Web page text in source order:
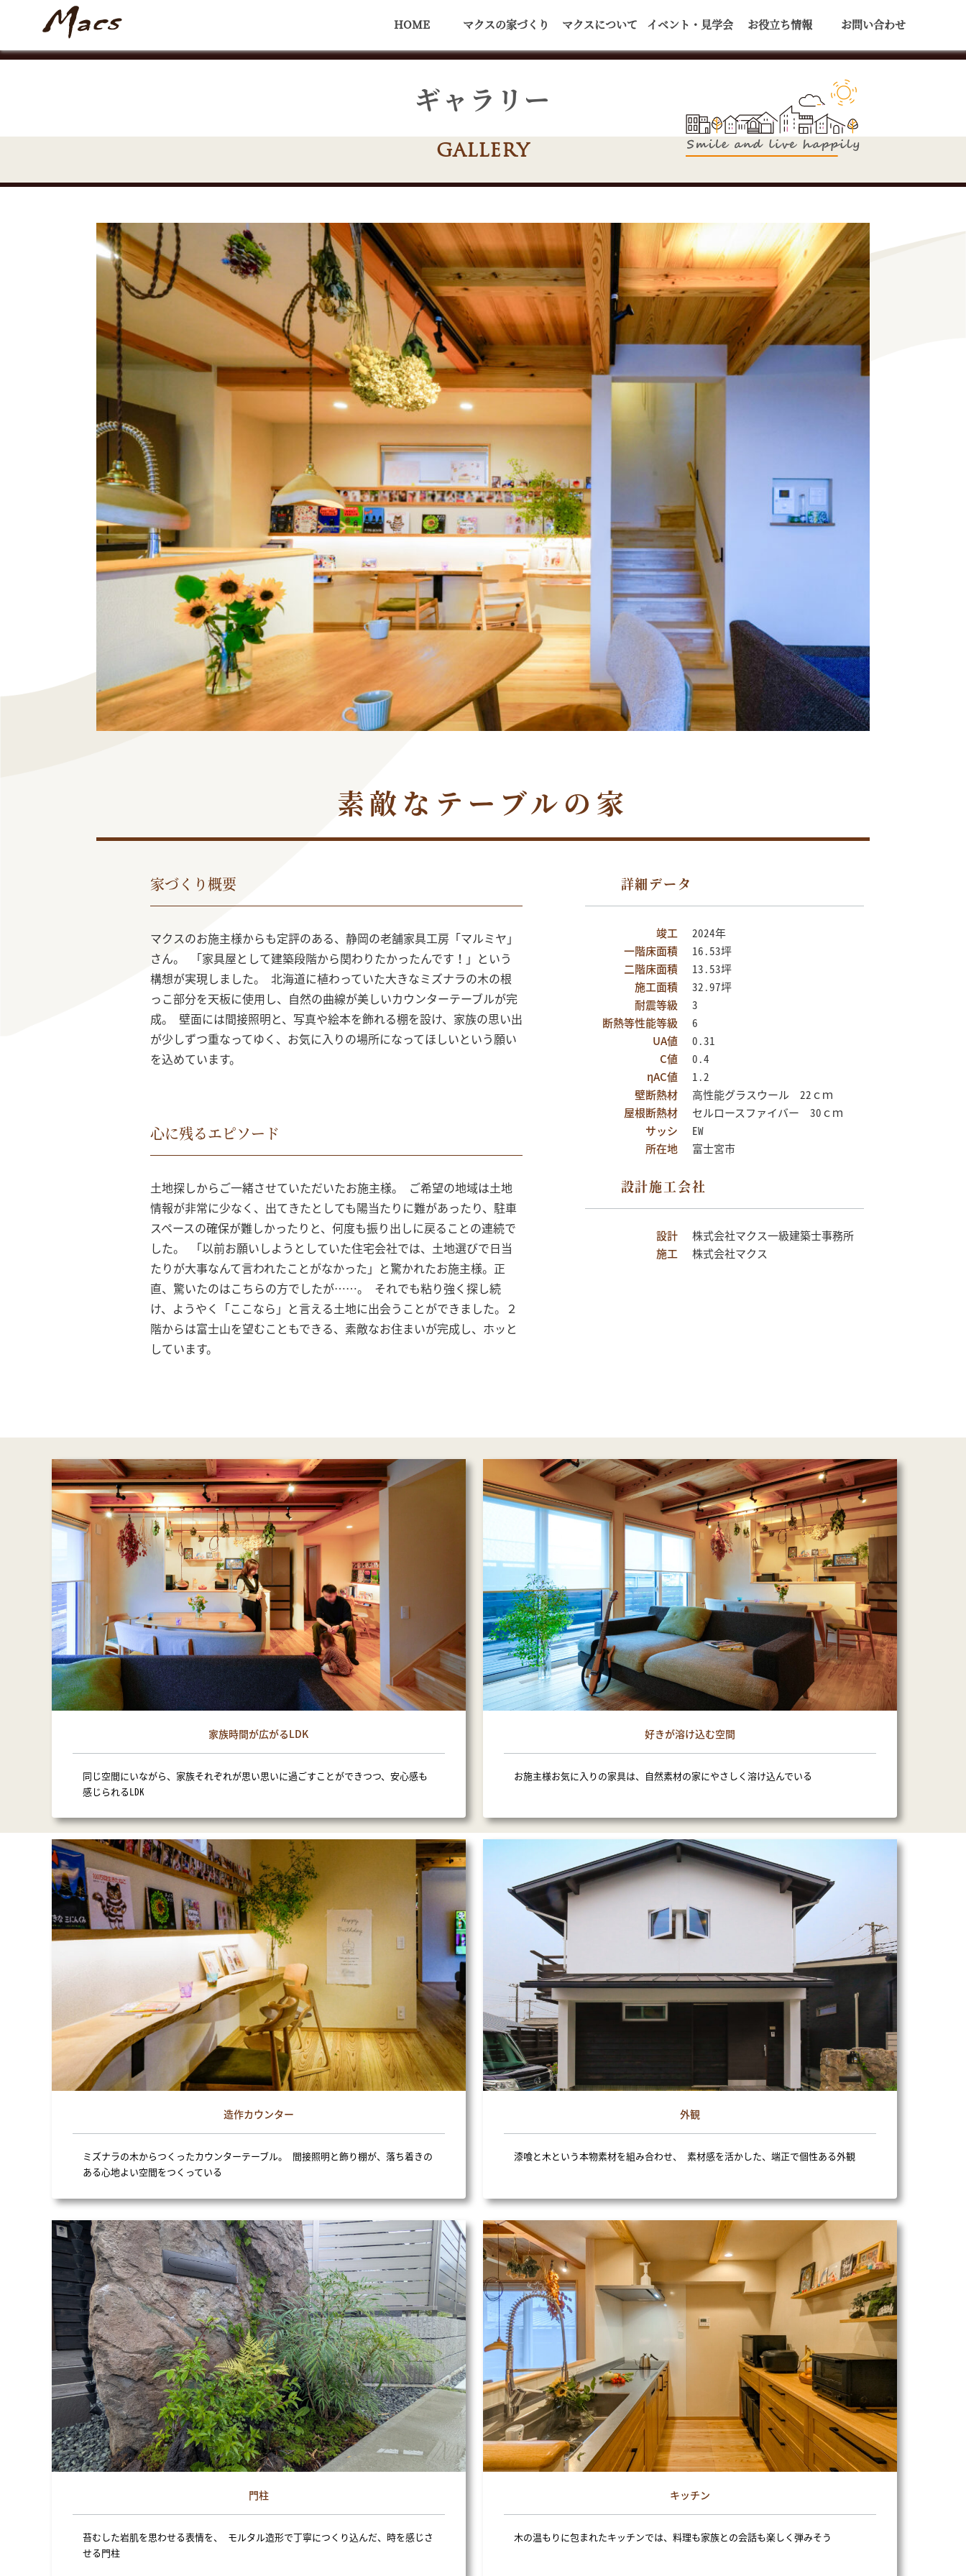
HOME マクスの家づくり マクスについて イベント・見学会 お役立ち情報 お問い合わせ
ギャラリー
GALLERY
素敵なテーブルの家
家づくり概要
マクスのお施主様からも定評のある、静岡の老舗家具工房「マルミヤ」
さん。 「家具屋として建築段階から関わりたかったんです！」という
構想が実現しました。 北海道に植わっていた大きなミズナラの木の根
っこ部分を天板に使用し、自然の曲線が美しいカウンターテーブルが完
成。 壁面には間接照明と、写真や絵本を飾れる棚を設け、家族の思い出
が少しずつ重なってゆく、お気に入りの場所になってほしいという願い
を込めています。
心に残るエピソード
土地探しからご一緒させていただいたお施主様。 ご希望の地域は土地
情報が非常に少なく、出てきたとしても陽当たりに難があったり、駐車
スペースの確保が難しかったりと、何度も振り出しに戻ることの連続で
した。 「以前お願いしようとしていた住宅会社では、土地選びで日当
たりが大事なんて言われたことがなかった」と驚かれたお施主様。正
直、驚いたのはこちらの方でしたが……。 それでも粘り強く探し続
け、ようやく「ここなら」と言える土地に出会うことができました。２
階からは富士山を望むこともできる、素敵なお住まいが完成し、ホッと
しています。
詳細データ
竣工
2024年
一階床面積
16.53坪
二階床面積
13.53坪
施工面積
32.97坪
耐震等級
3
断熱等性能等級
6
UA値
0.31
C値
0.4
ηAC値
1.2
壁断熱材
高性能グラスウール 22ｃｍ
屋根断熱材
セルロースファイバー 30ｃｍ
サッシ
EW
所在地
富士宮市
設計施工会社
設計
株式会社マクス一級建築士事務所
施工
株式会社マクス
家族時間が広がるLDK
同じ空間にいながら、家族それぞれが思い思いに過ごすことができつつ、安心感も
感じられるLDK
好きが溶け込む空間
お施主様お気に入りの家具は、自然素材の家にやさしく溶け込んでいる
造作カウンター
ミズナラの木からつくったカウンターテーブル。 間接照明と飾り棚が、落ち着きの
ある心地よい空間をつくっている
外観
漆喰と木という本物素材を組み合わせ、 素材感を活かした、端正で個性ある外観
門柱
苔むした岩肌を思わせる表情を、 モルタル造形で丁寧につくり込んだ、時を感じさ
せる門柱
キッチン
木の温もりに包まれたキッチンでは、料理も家族との会話も楽しく弾みそう